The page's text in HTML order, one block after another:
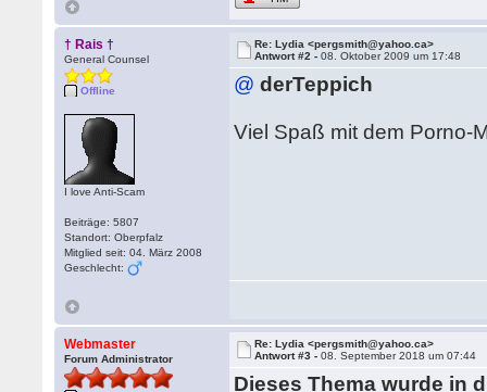
† Rais †
General Counsel
Offline
I love Anti-Scam
Beiträge: 5807
Standort: Oberpfalz
Mitglied seit: 04. März 2008
Geschlecht:
Re: Lydia <pergsmith@yahoo.ca>
Antwort #2 -08. Oktober 2009 um 17:48
@ derTeppich
Viel Spaß mit dem
Webmaster
Forum Administrator
Re: Lydia <pergsmith@yahoo.ca>
Antwort #3 -08. September 2018 um 07:44
Dieses Thema wurde in